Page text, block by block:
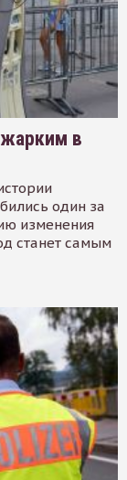
в
один за
изменения
станет самым